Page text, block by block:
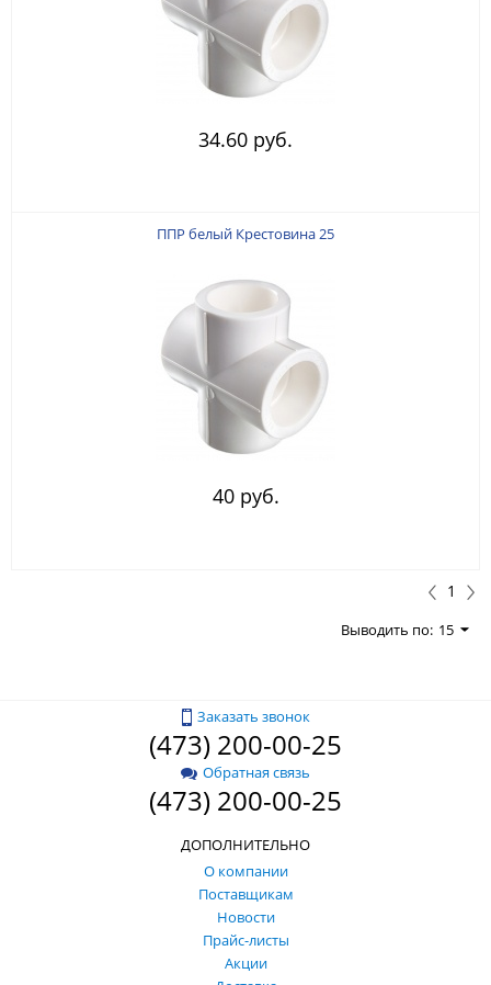
34.60 руб.
ППР белый Крестовина 25
40 руб.
1
Выводить по: 15
Заказать звонок
(473) 200-00-25
Обратная связь
(473) 200-00-25
ДОПОЛНИТЕЛЬНО
О компании
Поставщикам
Новости
Прайс-листы
Акции